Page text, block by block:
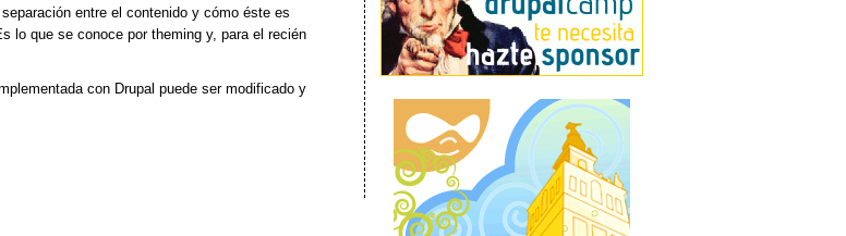
entre el contenido y cómo éste es
lo que se conoce por theming y, para el recién
con Drupal puede ser modificado y